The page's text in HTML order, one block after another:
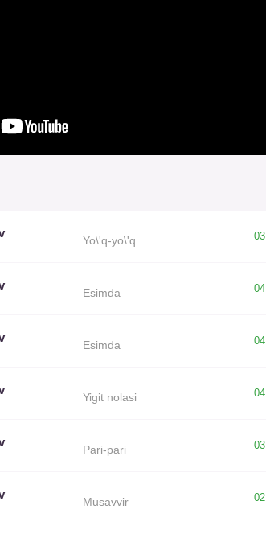
Yo\'q-yo\'q
Esimda
Esimda
Yigit nolasi
Pari-pari
Musavvir